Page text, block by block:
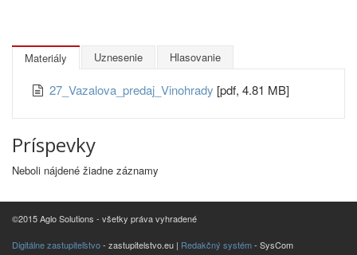
Materiály Uznesenie Hlasovanie
27_Vazalova_predaj_Vinohrady [pdf, 4.81 MB]
Príspevky
Neboli nájdené žiadne záznamy
©2015 Aglo Solutions - všetky práva vyhradené
Digitálne zastupiteľstvo- zastupitelstvo.eu | Redakčný systém- SysCom